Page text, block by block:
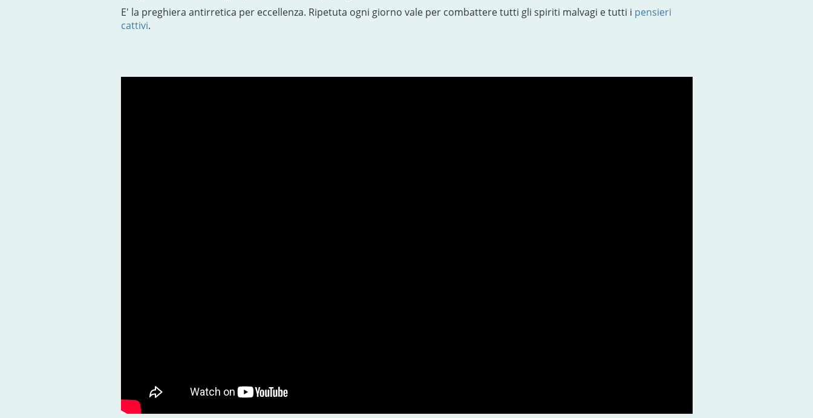
E' la preghiera antirretica per eccellenza. Ripetuta ogni giorno vale per combattere tutti gli spiriti malvagi e tutti i pensieri
cattivi.